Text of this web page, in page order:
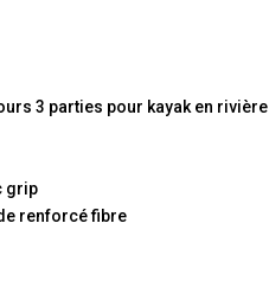
3 parties pour kayak en rivière
grip
renforcé fibre